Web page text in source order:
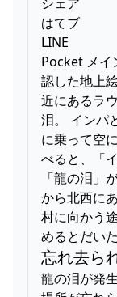
はてブ
LINE
Pocket メイ
認した地上
近にあるラ
泪。 インパ
に乗って空
べると、「
「龍の泪」
から北西に
村に向かう
めるとだい
忘れ去ら
龍の泪が発